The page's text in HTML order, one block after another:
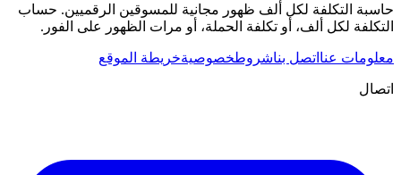
حاسبة التكلفة لكل ألف ظهور مجانية للمسوقين الرقميين. حساب
التكلفة لكل ألف، أو تكلفة الحملة، أو مرات الظهور على الفور.
معلومات عنا اتصل بناشروطخصوصيةخريطة الموقع
اتصال